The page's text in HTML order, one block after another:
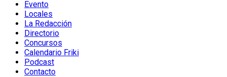
Evento
Locales
La Redacción
Directorio
Concursos
Calendario Friki
Podcast
Contacto